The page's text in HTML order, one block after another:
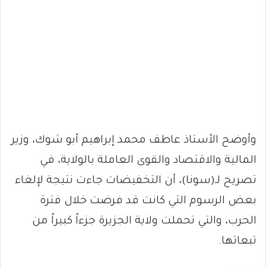
وأوضح الأستاذ عاطف محمد إبراهيم أبو شوك، وزير
المالية والاقتصاد والقوى العاملة بالولاية، في
تصريح لـ(سونا)، أن التخفيضات جاءت نتيجة لإلغاء
بعض الرسوم التي كانت قد فرضت خلال فترة
الحرب، والتي تحملت ولاية الجزيرة جزءاً كبيراً من
تبعاتها.